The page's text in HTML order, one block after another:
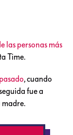
las personas más
Time.
, cuando
fue a
madre.